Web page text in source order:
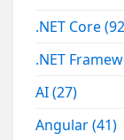
.NET Core
.NET
AI(27)
Angular(41)